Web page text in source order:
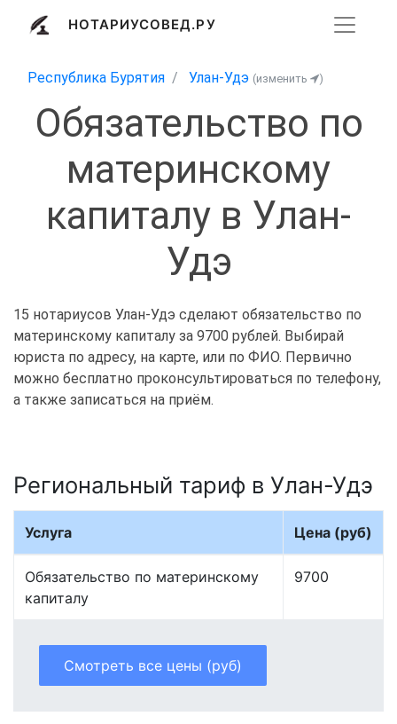
НОТАРИУСОВЕД.РУ
Республика Бурятия Улан-Удэ (изменить )
Обязательство по
материнскому
капиталу в Улан-
Удэ
15 нотариусов Улан-Удэ сделают обязательство по
материнскому капиталу за 9700 рублей. Выбирай
юриста по адресу, на карте, или по ФИО. Первично
можно бесплатно проконсультироваться по телефону,
а также записаться на приём.
Региональный тариф в Улан-Удэ
Услуга Цена (руб)
Обязательство по материнскому
капиталу
9700
Смотреть все цены (руб)